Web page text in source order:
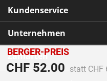
BERGER-PREIS
CHF 52.00 Preis
statt
Kundenservice
Unternehmen
Zahlarten